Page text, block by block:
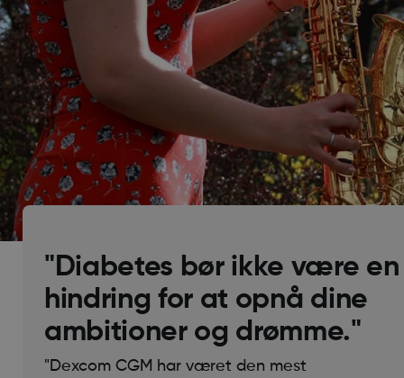
"Diabetes bør ikke være en
hindring for at opnå dine
ambitioner og drømme."
"Dexcom CGM har været den mest